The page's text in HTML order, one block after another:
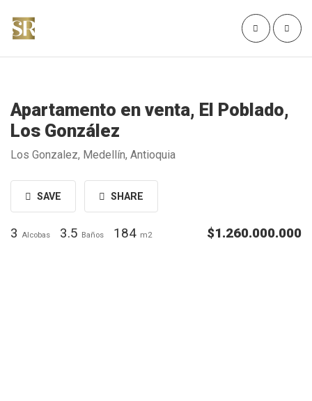
Apartamento en venta, El Poblado,
Los González
Los Gonzalez, Medellín, Antioquia
SAVE SHARE
3 Alcobas 3.5 Baños 184 m2 $1.260.000.000